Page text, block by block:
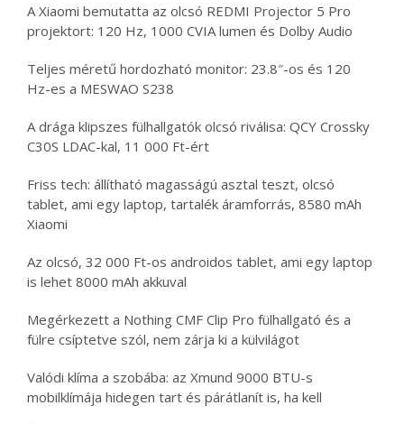
A Xiaomi bemutatta az olcsó REDMI Projector 5 Pro
projektort: 120 Hz, 1000 CVIA lumen és Dolby Audio
Teljes méretű hordozható monitor: 23.8″-os és 120
Hz-es a MESWAO S238
A drága klipszes fülhallgatók olcsó riválisa: QCY Crossky
C30S LDAC-kal, 11 000 Ft-ért
Friss tech: állítható magasságú asztal teszt, olcsó
tablet, ami egy laptop, tartalék áramforrás, 8580 mAh
Xiaomi
Az olcsó, 32 000 Ft-os androidos tablet, ami egy laptop
is lehet 8000 mAh akkuval
Megérkezett a Nothing CMF Clip Pro fülhallgató és a
fülre csíptetve szól, nem zárja ki a külvilágot
Valódi klíma a szobába: az Xmund 9000 BTU-s
mobilklímája hidegen tart és párátlanít is, ha kell